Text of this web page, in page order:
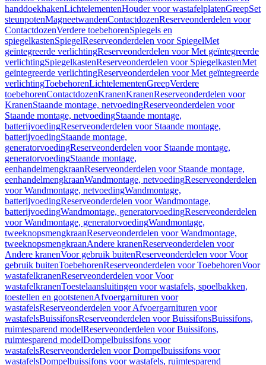
handdoekhakenLichtelementenHouder voor wastafelplatenGreepSet
steunpotenMagneetwandenContactdozenReserveonderdelen voor
ContactdozenVerdere toebehorenSpiegels en
spiegelkastenSpiegelReserveonderdelen voor SpiegelMet
geïntegreerde verlichtingReserveonderdelen voor Met geïntegreerde
verlichtingSpiegelkastenReserveonderdelen voor SpiegelkastenMet
geïntegreerde verlichtingReserveonderdelen voor Met geïntegreerde
verlichtingToebehorenLichtelementenGreepVerdere
toebehorenContactdozenKranenKranenReserveonderdelen voor
KranenStaande montage, netvoedingReserveonderdelen voor
Staande montage, netvoedingStaande montage,
batterijvoedingReserveonderdelen voor Staande montage,
batterijvoedingStaande montage,
generatorvoedingReserveonderdelen voor Staande montage,
generatorvoedingStaande montage,
eenhandelmengkraanReserveonderdelen voor Staande montage,
eenhandelmengkraanWandmontage, netvoedingReserveonderdelen
voor Wandmontage, netvoedingWandmontage,
batterijvoedingReserveonderdelen voor Wandmontage,
batterijvoedingWandmontage, generatorvoedingReserveonderdelen
voor Wandmontage, generatorvoedingWandmontage,
tweeknopsmengkraanReserveonderdelen voor Wandmontage,
tweeknopsmengkraanAndere kranenReserveonderdelen voor
Andere kranenVoor gebruik buitenReserveonderdelen voor Voor
gebruik buitenToebehorenReserveonderdelen voor ToebehorenVoor
wastafelkranenReserveonderdelen voor Voor
wastafelkranenToestelaansluitingen voor wastafels, spoelbakken,
toestellen en gootstenenAfvoergarnituren voor
wastafelsReserveonderdelen voor Afvoergarnituren voor
wastafelsBuissifonsReserveonderdelen voor BuissifonsBuissifons,
ruimtesparend modelReserveonderdelen voor Buissifons,
ruimtesparend modelDompelbuissifons voor
wastafelsReserveonderdelen voor Dompelbuissifons voor
wastafelsDompelbuissifons voor wastafels, ruimtesparend